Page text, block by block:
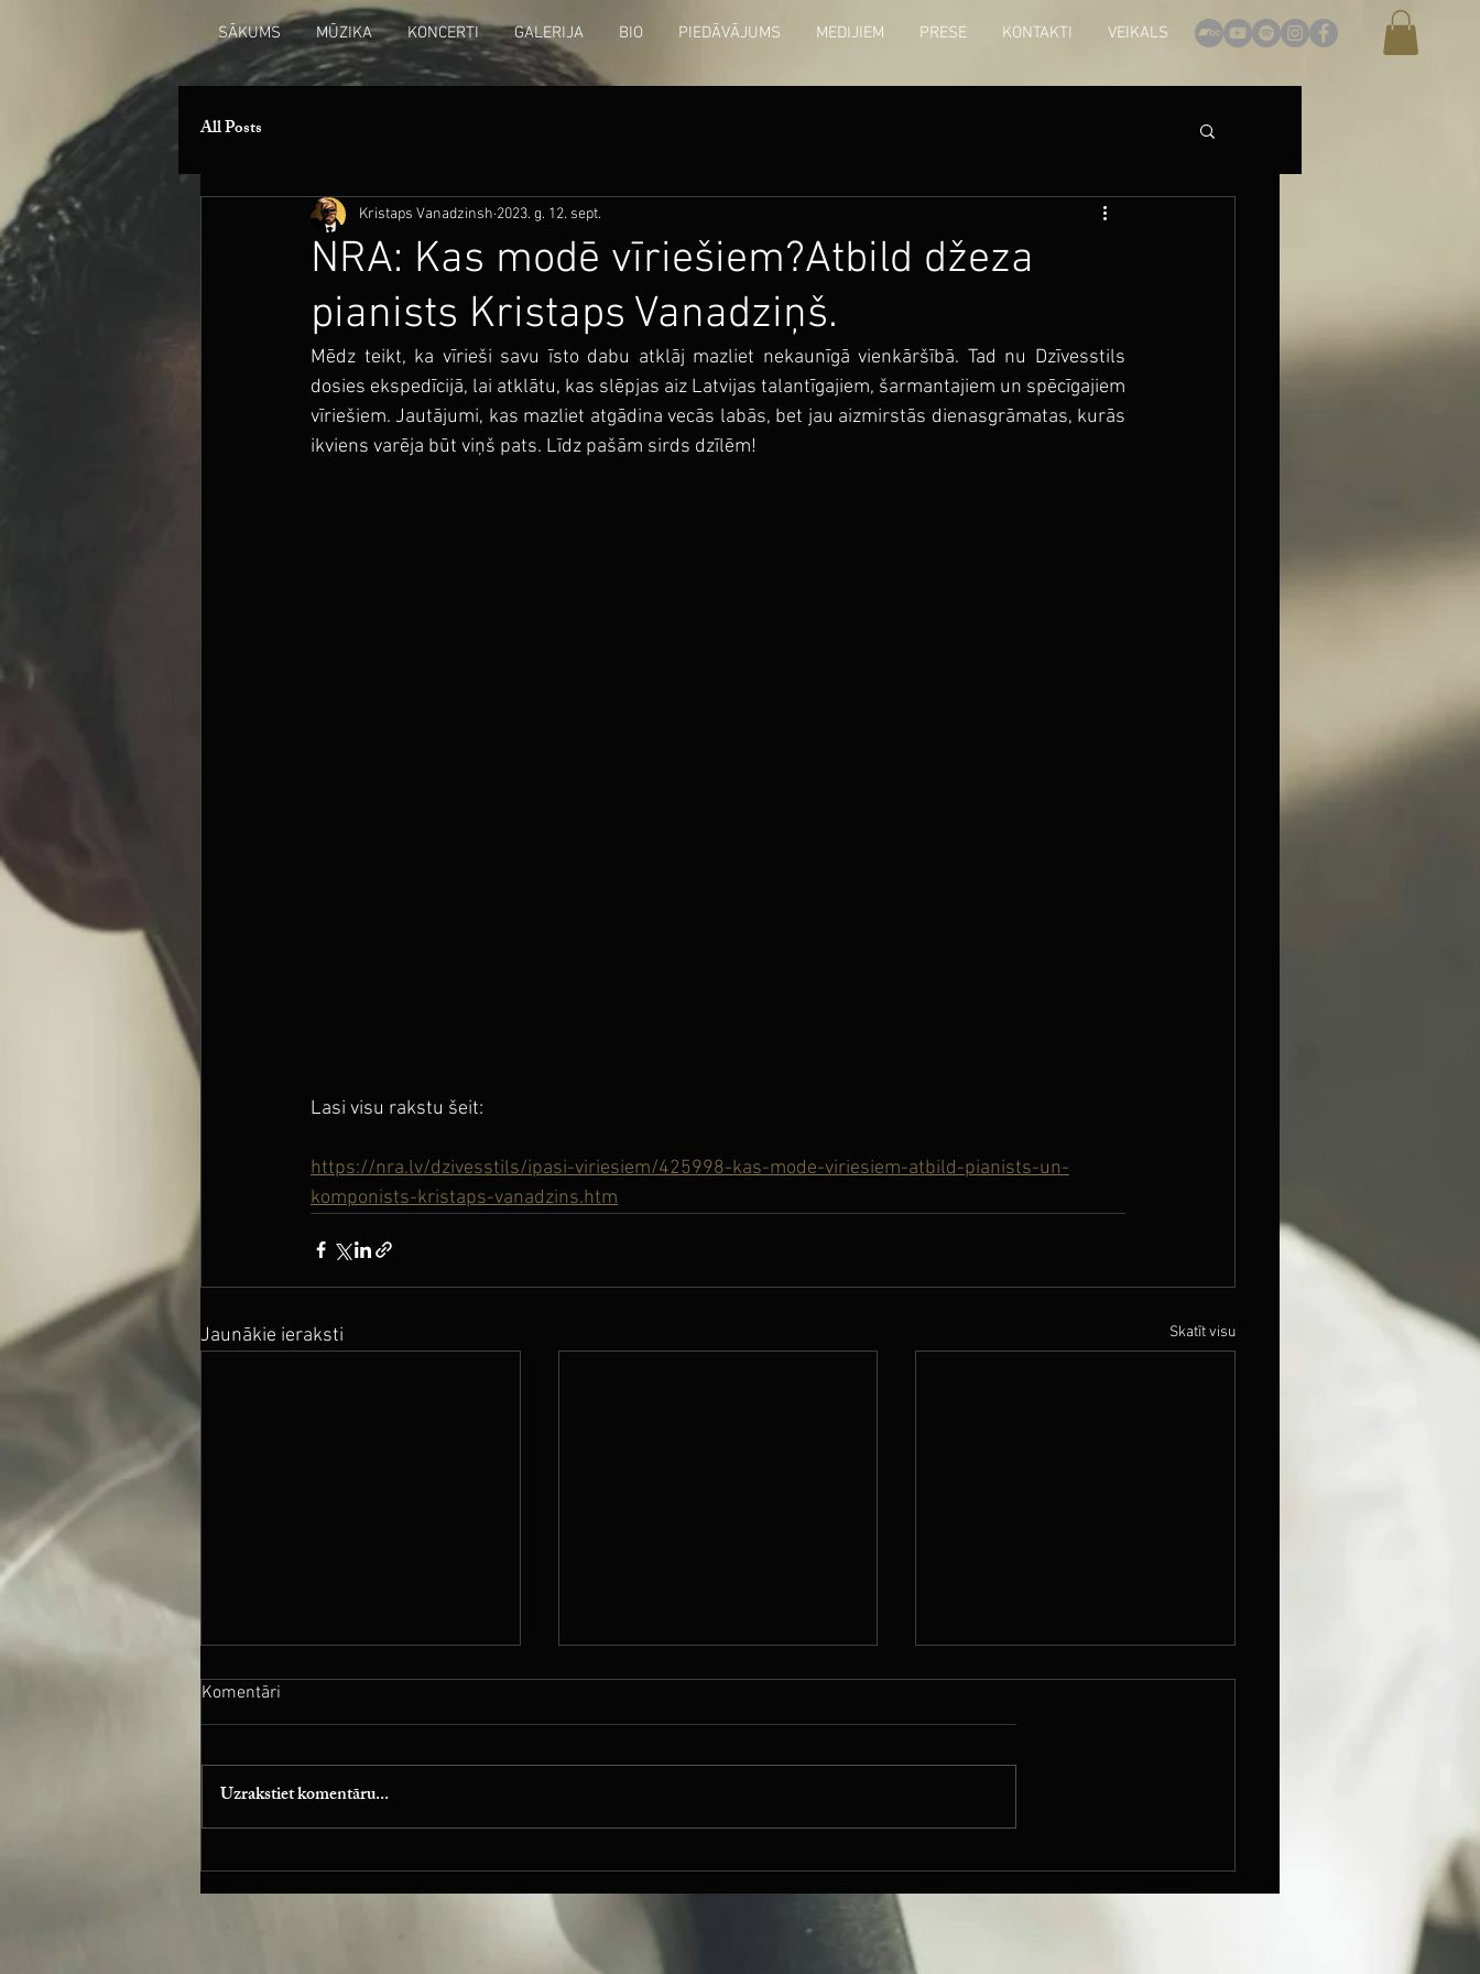
SĀKUMS MŪZIKA KONCERTI GALERIJA BIO PIEDĀVĀJUMS MEDIJIEM PRESE KONTAKTI VEIKALS
All Posts
NRA: Kas modē vīriešiem?Atbild džeza
pianists Kristaps Vanadziņš.
Kristaps Vanadzinsh 2023. g. 12. sept.
Mēdz teikt, ka vīrieši savu īsto dabu atklāj mazliet nekaunīgā vienkāršībā. Tad nu Dzīvesstils
dosies ekspedīcijā, lai atklātu, kas slēpjas aiz Latvijas talantīgajiem, šarmantajiem un spēcīgajiem
vīriešiem. Jautājumi, kas mazliet atgādina vecās labās, bet jau aizmirstās dienasgrāmatas, kurās
ikviens varēja būt viņš pats. Līdz pašām sirds dzīlēm!
Lasi visu rakstu šeit:
https://nra.lv/dzivesstils/ipasi-viriesiem/425998-kas-mode-viriesiem-atbild-pianists-un-
komponists-kristaps-vanadzins.htm
Jaunākie ieraksti Skatīt visu
Komentāri
Uzrakstiet komentāru...